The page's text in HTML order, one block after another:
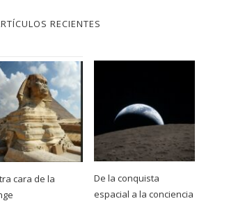
RECIENTES
cara de la
De la conquista
espacial a la conciencia